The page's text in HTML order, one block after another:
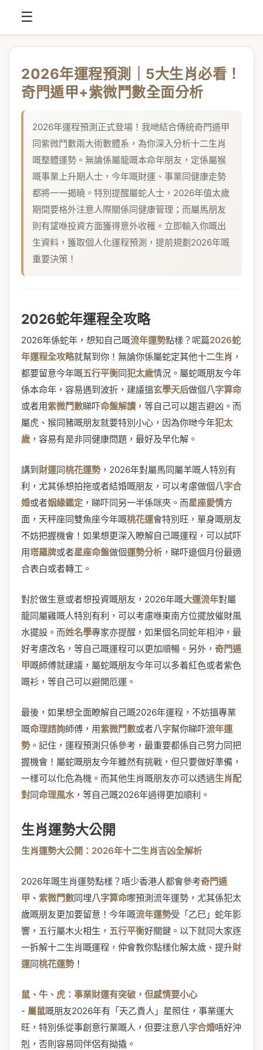
☰
2026年運程預測｜5大生肖必看！
奇門遁甲+紫微鬥數全面分析
2026年運程預測正式登場！我哋結合傳統奇門遁甲
同紫微鬥數兩大術數體系，為你深入分析十二生肖
嘅整體運勢。無論係屬龍嘅本命年朋友，定係屬猴
嘅事業上升期人士，今年嘅財運、事業同健康走勢
都將一一揭曉。特別提醒屬蛇人士，2026年值太歲
期間要格外注意人際關係同健康管理；而屬馬朋友
則有望喺投資方面獲得意外收穫。立即輸入你嘅出
生資料，獲取個人化運程預測，提前規劃2026年嘅
重要決策！
2026蛇年運程全攻略
2026年係蛇年，想知自己嘅流年運勢點樣？呢篇2026蛇
年運程全攻略就幫到你！無論你係屬蛇定其他十二生肖 ，
都要留意今年嘅五行平衡同犯太歲情況。屬蛇嘅朋友今年
係本命年，容易遇到波折，建議搵玄學天后做個八字算命
或者用紫微鬥數睇吓命盤解讀 ，等自己可以趨吉避凶。而
屬虎、猴同豬嘅朋友就要特別小心，因為你哋今年犯太
歲 ，容易有是非同健康問題，最好及早化解。
講到財運同桃花運勢，2026年對屬馬同屬羊嘅人特別有
利，尤其係想拍拖或者結婚嘅朋友，可以考慮做個八字合
婚或者姻緣鑑定 ，睇吓同另一半係咪夾。而星座愛情方
面，天秤座同雙魚座今年嘅桃花運會特別旺，單身嘅朋友
不妨把握機會！如果想更深入瞭解自己嘅運程，可以試吓
用塔羅牌或者星座命盤做個運勢分析 ，睇吓邊個月份最適
合表白或者轉工。
對於做生意或者想投資嘅朋友，2026年嘅大運流年對屬
龍同屬雞嘅人特別有利，可以考慮喺東南方位擺放催財風
水擺設。而姓名學專家亦提醒，如果個名同蛇年相沖，最
好考慮改名，等自己嘅運程可以更加順暢。另外， 奇門遁
甲嘅師傅就建議，屬蛇嘅朋友今年可以多着紅色或者紫色
嘅衫，等自己可以避開厄運。
最後，如果想全面瞭解自己嘅2026年運程，不妨搵專業
嘅命理諮詢師傅，用紫微鬥數或者八字幫你睇吓流年運
勢。記住，運程預測只係參考，最重要都係自己努力同把
握機會！屬蛇嘅朋友今年雖然有挑戰，但只要做好準備，
一樣可以化危為機。而其他生肖嘅朋友亦可以透過生肖配
對同命理風水，等自己嘅2026年過得更加順利。
生肖運勢大公開
生肖運勢大公開：2026年十二生肖吉凶全解析
2026年嘅生肖運勢點樣？唔少香港人都會參考奇門遁
甲 、 紫微鬥數同埋八字算命嚟預測流年運勢，尤其係犯太
歲嘅朋友更加要留意！今年嘅流年運勢受「乙巳」蛇年影
響，五行屬木火相生， 五行平衡好關鍵。以下就同大家逐
一拆解十二生肖嘅運程，仲會教你點樣化解太歲、提升財
運同桃花運勢！
鼠、牛、虎：事業財運有突破，但感情要小心
- 屬鼠嘅朋友2026年有「天乙貴人」星照住，事業運大
旺，特別係從事創意行業嘅人，但要注意八字合婚唔好沖
剋，否則容易同伴侶有拗撬。